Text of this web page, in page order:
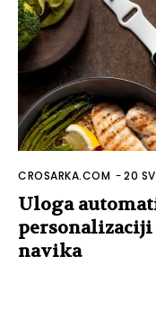
CROSARKA.COM -20
Uloga
navika